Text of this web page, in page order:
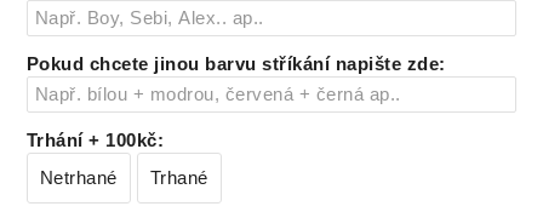
146 skladem
152 skladem
160 skladem
Pokud chcete jinou barvu stříkání napište zde:
Trhání + 100kč:
Netrhané
Trhané